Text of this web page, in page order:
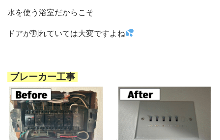
水を使う浴室だからこそ
ドアが割れていては大変ですよね
ブレーカー工事